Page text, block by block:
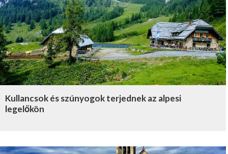
Kullancsok és szúnyogok terjednek az alpesi
legelőkön